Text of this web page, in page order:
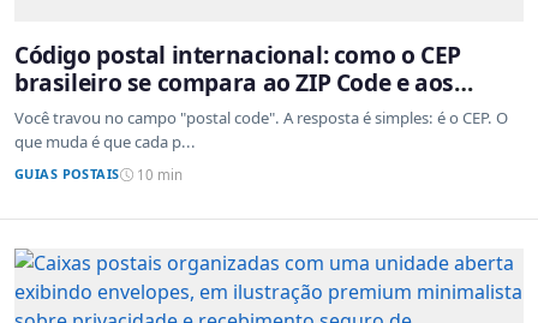
Código postal internacional: como o CEP
brasileiro se compara ao ZIP Code e aos
sistemas de outros países
Você travou no campo "postal code". A resposta é simples: é o CEP. O
que muda é que cada p...
GUIAS POSTAIS 10 min